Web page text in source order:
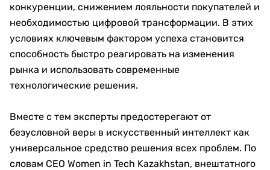
конкуренции, снижением лояльности покупателей и
необходимостью цифровой трансформации. В этих
условиях ключевым фактором успеха становится
способность быстро реагировать на изменения
рынка и использовать современные
технологические решения.
Вместе с тем эксперты предостерегают от
безусловной веры в искусственный интеллект как
универсальное средство решения всех проблем. По
словам CEO Women in Tech Kazakhstan, внештатного